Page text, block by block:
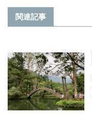
関連記事